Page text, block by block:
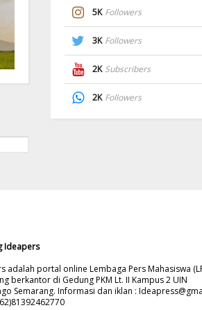
5K Followers
3K Followers
2K Subscribers
2K Followers
Ideapers
adalah portal online Lembaga Pers Mahasiswa
berkantor di Gedung PKM Lt. II Kampus 2 UIN
Semarang. Informasi dan iklan :